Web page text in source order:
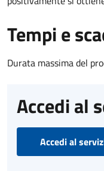
Tempi e
Durata massima del
Accedi al
Accedi al